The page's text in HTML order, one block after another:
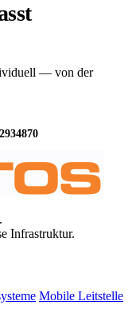
— von der
Infrastruktur.
Mobile Leitstelle